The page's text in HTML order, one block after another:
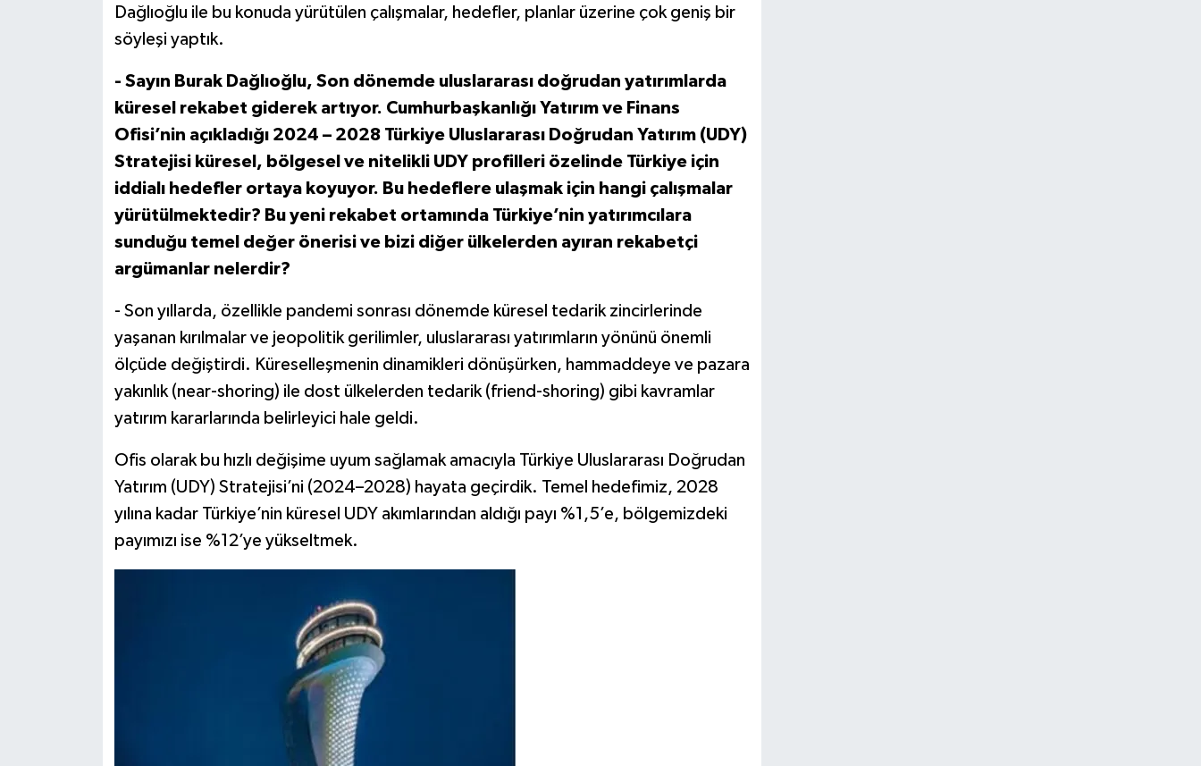
Dağlıoğlu ile bu konuda yürütülen çalışmalar, hedefler, planlar üzerine çok geniş bir
söyleşi yaptık.
- Sayın Burak Dağlıoğlu, Son dönemde uluslararası doğrudan yatırımlarda
küresel rekabet giderek artıyor. Cumhurbaşkanlığı Yatırım ve Finans
Ofisi’nin açıkladığı 2024 – 2028 Türkiye Uluslararası Doğrudan Yatırım (UDY)
Stratejisi küresel, bölgesel ve nitelikli UDY profilleri özelinde Türkiye için
iddialı hedefler ortaya koyuyor. Bu hedeflere ulaşmak için hangi çalışmalar
yürütülmektedir? Bu yeni rekabet ortamında Türkiye’nin yatırımcılara
sunduğu temel değer önerisi ve bizi diğer ülkelerden ayıran rekabetçi
argümanlar nelerdir?
- Son yıllarda, özellikle pandemi sonrası dönemde küresel tedarik zincirlerinde
yaşanan kırılmalar ve jeopolitik gerilimler, uluslararası yatırımların yönünü önemli
ölçüde değiştirdi. Küreselleşmenin dinamikleri dönüşürken, hammaddeye ve pazara
yakınlık (near-shoring) ile dost ülkelerden tedarik (friend-shoring) gibi kavramlar
yatırım kararlarında belirleyici hale geldi.
Ofis olarak bu hızlı değişime uyum sağlamak amacıyla Türkiye Uluslararası Doğrudan
Yatırım (UDY) Stratejisi’ni (2024–2028) hayata geçirdik. Temel hedefimiz, 2028
yılına kadar Türkiye’nin küresel UDY akımlarından aldığı payı %1,5’e, bölgemizdeki
payımızı ise %12’ye yükseltmek.